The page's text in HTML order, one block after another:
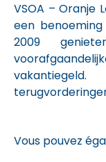
VSOA – Oranje
een
2009
Vous pouvez